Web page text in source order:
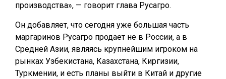
производства», — говорит глава Русагро.
Он добавляет, что сегодня уже большая часть
маргаринов Русагро продает не в России, а в
Средней Азии, являясь крупнейшим игроком на
рынках Узбекистана, Казахстана, Киргизии,
Туркмении, и есть планы выйти в Китай и другие